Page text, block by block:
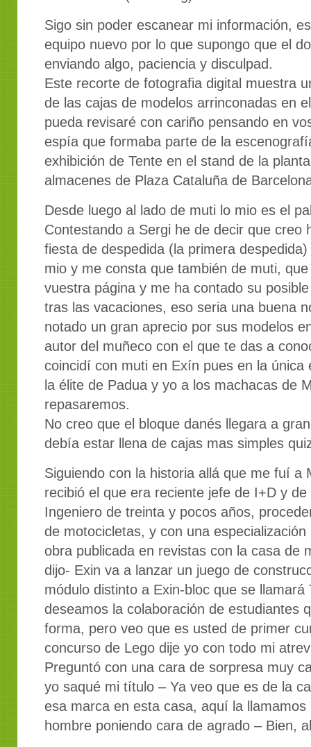
Sigo sin poder escanear mi información,
equipo nuevo por lo que supongo que el
enviando algo, paciencia y disculpad.
Este recorte de fotografia digital muestra
de las cajas de modelos arrinconadas en
pueda revisaré con cariño pensando en
espía que formaba parte de la
exhibición de Tente en el stand de la
almacenes de Plaza Cataluña de
Desde luego al lado de muti lo mio es el
Contestando a Sergi he de decir que creo
fiesta de despedida (la primera
mio y me consta que también de muti,
vuestra página y me ha contado su
tras las vacaciones, eso seria una buena
notado un gran aprecio por sus modelos
autor del muñeco con el que te das a
coincidí con muti en Exín pues en la única
la élite de Padua y yo a los machacas de
repasaremos.
No creo que el bloque danés llegara a
debía estar llena de cajas mas simples
Siguiendo con la historia allá que me fuí a
recibió el que era reciente jefe de I+D y
Ingeniero de treinta y pocos años,
de motocicletas, y con una
obra publicada en revistas con la casa de
dijo- Exin va a lanzar un juego de
módulo distinto a Exin-bloc que se
deseamos la colaboración de estudiantes
forma, pero veo que es usted de primer
concurso de Lego dije yo con todo mi
Preguntó con una cara de sorpresa muy
yo saqué mi título – Ya veo que es de la
esa marca en esta casa, aquí la llamamos
hombre poniendo cara de agrado – Bien,